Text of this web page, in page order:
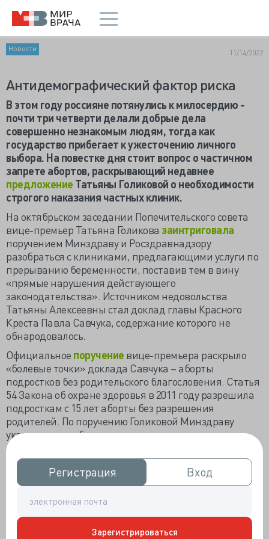
Регистрация
Регистрация Вход
Вход
Зарегистрироваться
Новости 11/14/2022
Антидемографический фактор риска
В этом году россияне потянулись к милосердию -
почти три четверти делали добрые дела
совершенно незнакомым людям, тогда как
государство прибегает к ужесточению личного
выбора. На повестке дня стоит вопрос о частичном
запрете абортов, раскрывающий недавнее
предложение Татьяны Голиковой о необходимости
строгого наказания частных клиник.
На октябрьском заседании Попечительского совета
вице-премьер Татьяна Голикова заинтриговала
поручением Минздраву и Росздравнадзору
разобраться с клиниками, предлагающими услуги по
прерыванию беременности, поставив тем в вину
«прямые нарушения действующего
законодательства». Источником недовольства
Татьяны Алексеевны стал доклад главы Красного
Креста Павла Савчука, содержание которого не
обнародовалось.
Официальное поручение вице-премьера раскрыло
«болевые точки» доклада Савчука – аборты
подростков без родительского благословения. Статья
54 Закона об охране здоровья в 2011 году разрешила
подросткам с 15 лет аборты без разрешения
родителей. По поручению Голиковой Минздраву
указано «проработать вопрос и представить
предложения о целесообразности введения
запрета».
Почти о том же в маеПатриарх Кириллиспрашивал
предложения законодателей, в частности
прекращение совершения абортов в частных
клинках, благодаря чему точнее станут